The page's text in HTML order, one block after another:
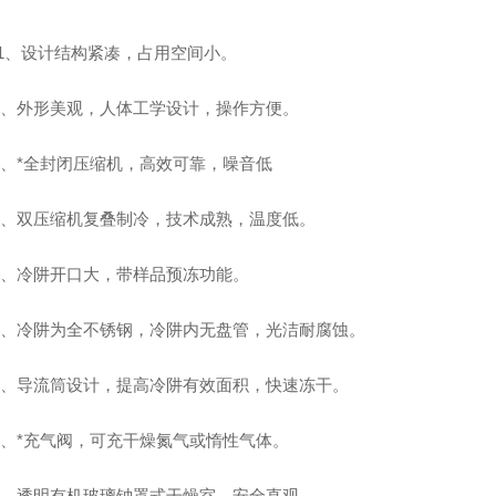
计结构紧凑，占用空间小。
形美观，人体工学设计，操作方便。
封闭压缩机，高效可靠，噪音低
压缩机复叠制冷，技术成熟，温度低。
阱开口大，带样品预冻功能。
阱为全不锈钢，冷阱内无盘管，光洁耐腐蚀。
流筒设计，提高冷阱有效面积，快速冻干。
气阀，可充干燥氮气或惰性气体。